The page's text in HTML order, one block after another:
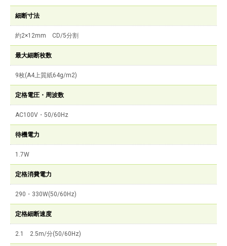
細断寸法
約2×12mm CD/5分割
最大細断枚数
9枚(A4上質紙64g/m2)
定格電圧・周波数
AC100V・50/60Hz
待機電力
1.7W
定格消費電力
290・330W(50/60Hz)
定格細断速度
2.1 2.5m/分(50/60Hz)